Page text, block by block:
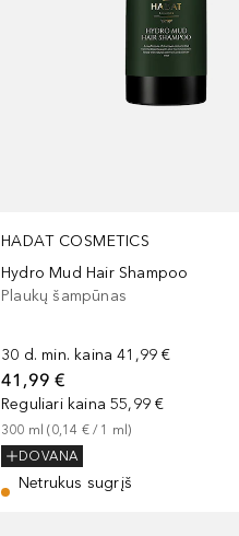
HADAT COSMETICS
Hydro Mud Hair Shampoo
Plaukų šampūnas
30 d. min. kaina 41,99 €
41,99 €
Reguliari kaina 55,99 €
300 ml (0,14 € / 1 ml)
DOVANA
Netrukus sugrįš